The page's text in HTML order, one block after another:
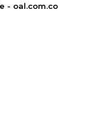
- oal.com.co